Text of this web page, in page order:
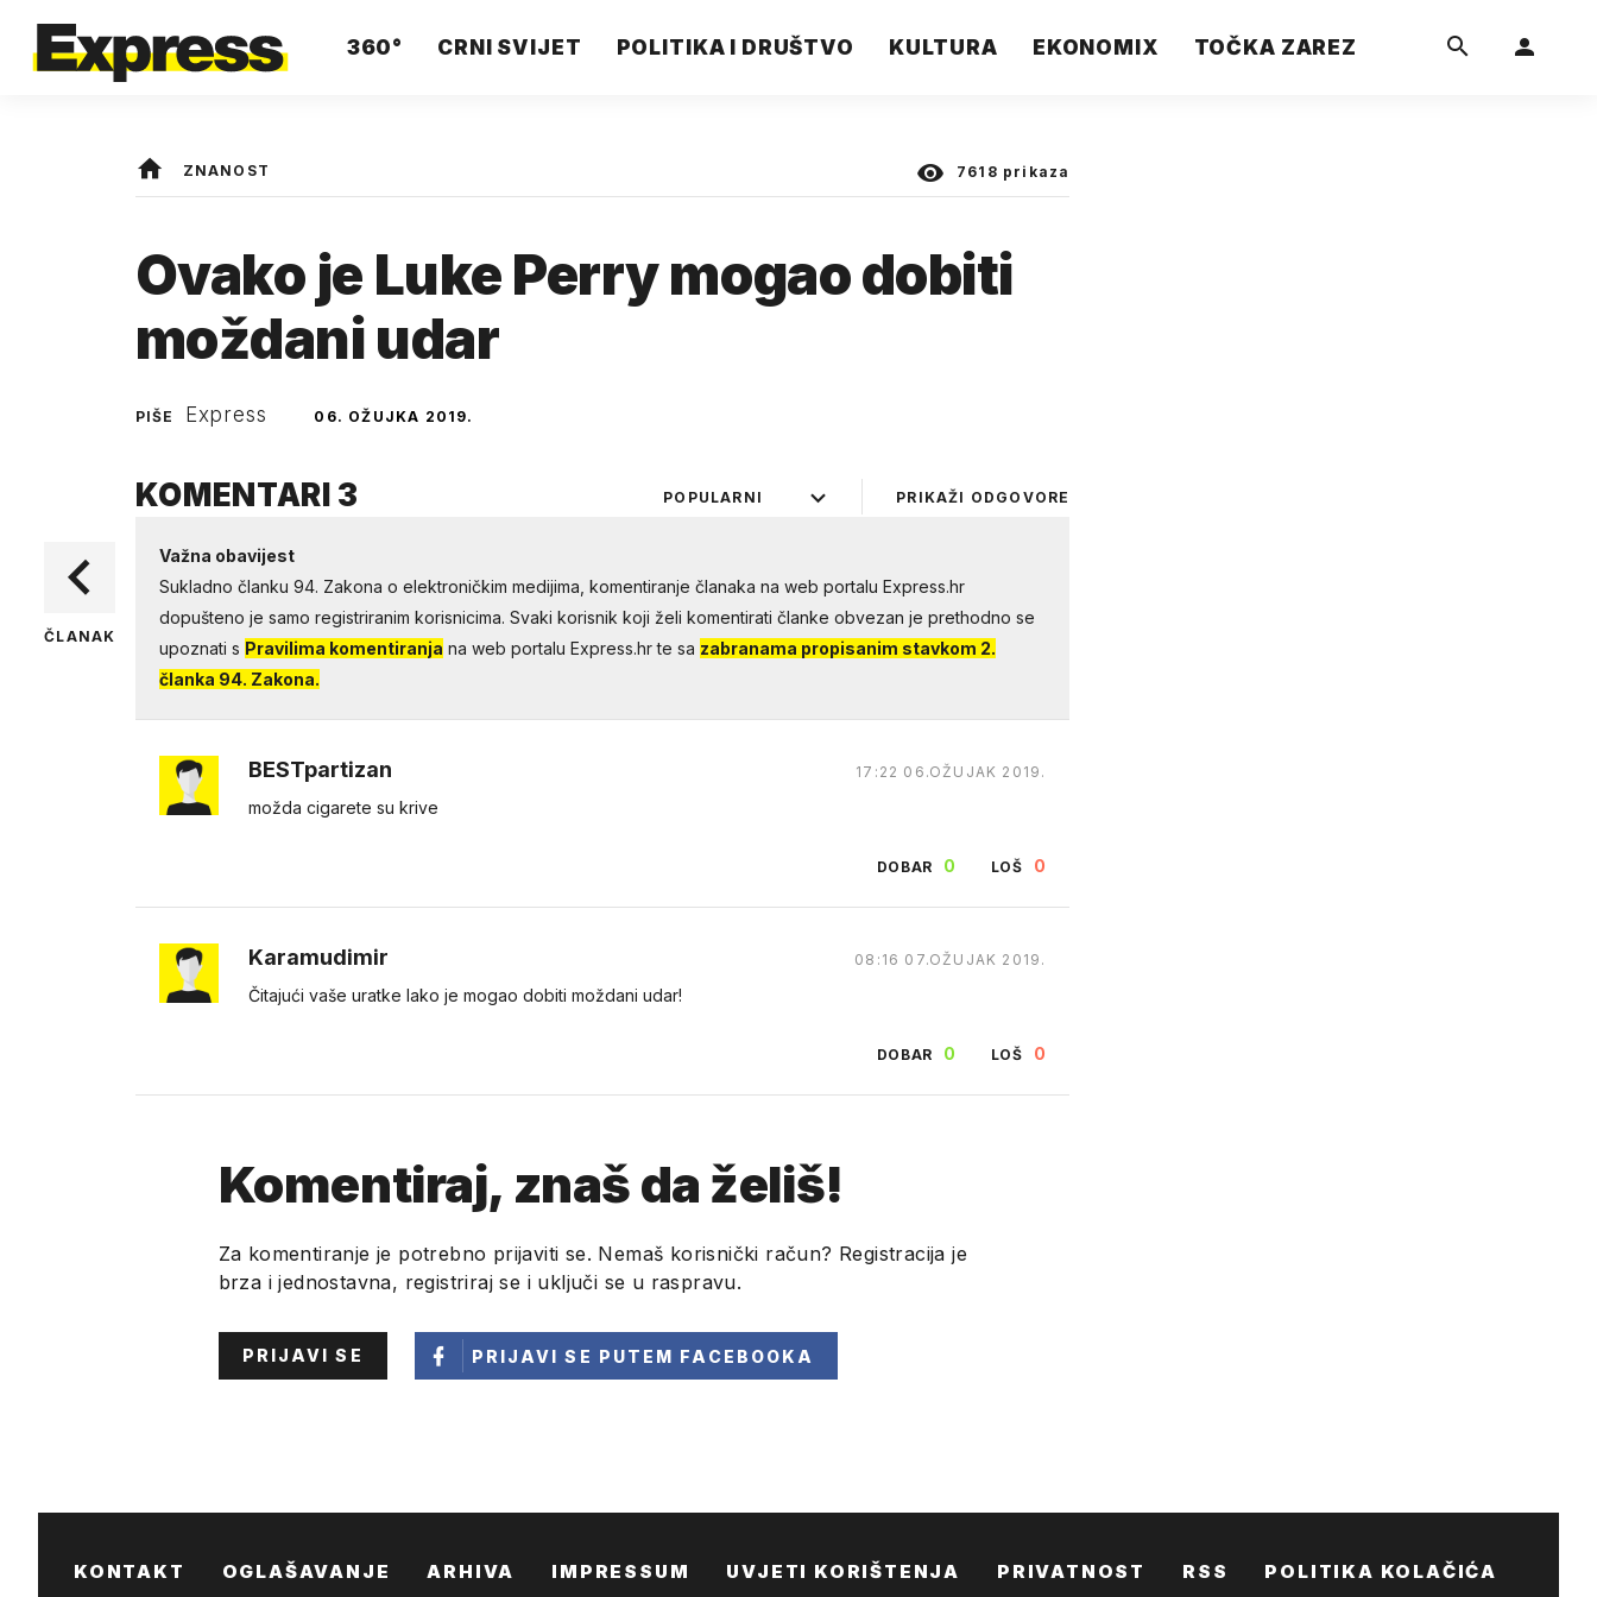
360° CRNI SVIJET POLITIKA I DRUŠTVO KULTURA EKONOMIX TOČKA ZAREZ
ZNANOST 7618 prikaza
Ovako je Luke Perry mogao dobiti
moždani udar
PIŠE Express 06. OŽUJKA 2019.
ČLANAK
KOMENTARI 3 PRIKAŽI ODGOVORE
POPULARNI
Važna obavijest
Sukladno članku 94. Zakona o elektroničkim medijima, komentiranje članaka na web portalu Express.hr
dopušteno je samo registriranim korisnicima. Svaki korisnik koji želi komentirati članke obvezan je prethodno se
upoznati s Pravilima komentiranja na web portalu Express.hr te sa zabranama propisanim stavkom 2.
članka 94. Zakona.
BESTpartizan 17:22 06.OŽUJAK 2019.
možda cigarete su krive
DOBAR 0 LOŠ 0
Karamudimir 08:16 07.OŽUJAK 2019.
Čitajući vaše uratke lako je mogao dobiti moždani udar!
DOBAR 0 LOŠ 0
Komentiraj, znaš da želiš!
Za komentiranje je potrebno prijaviti se. Nemaš korisnički račun? Registracija je
brza i jednostavna, registriraj se i uključi se u raspravu.
PRIJAVI SE PRIJAVI SE PUTEM FACEBOOKA
KONTAKT OGLAŠAVANJE ARHIVA IMPRESSUM UVJETI KORIŠTENJA PRIVATNOST RSS POLITIKA KOLAČIĆA